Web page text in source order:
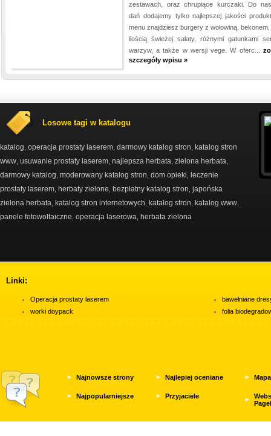
zestawach, oraz chrupiące kurczaki. Do
dań dodajemy tylko najlepszej jakości
menu znajdziesz burgery z wołowiną,
ilością świeżej sałaty, różnymi gatunkami
warzyw, a także w wersji vege. W oferc...
szczegóły wpisu »
Losowe tagi w katalogu
katalog operacja prostaty laserem darmowy katalog stron
katalog stron
www usuwanie prostaty laserem najlepsza herbata zielona herbata
darmowy katalog moderowany katalog stron dom opieki
leczenie
prostaty laserem herbaty zielone bezpłatny katalog stron japońska
zielona herbata katalog stron internetowych katalog stron katalog www
panele fotowoltaiczne operacja laserowa herbata zielona
Linki:
Operacja prostaty laserem
worki doypack
bawełniane
folia
Najnowsze strony Najlepiej oceniane
Najpopularniejsze Przyjaciele